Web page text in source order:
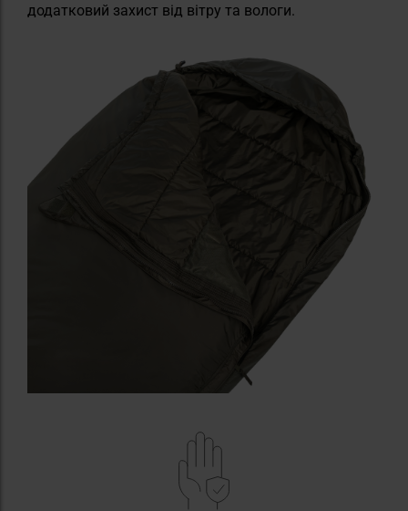
додатковий захист від вітру та вологи.